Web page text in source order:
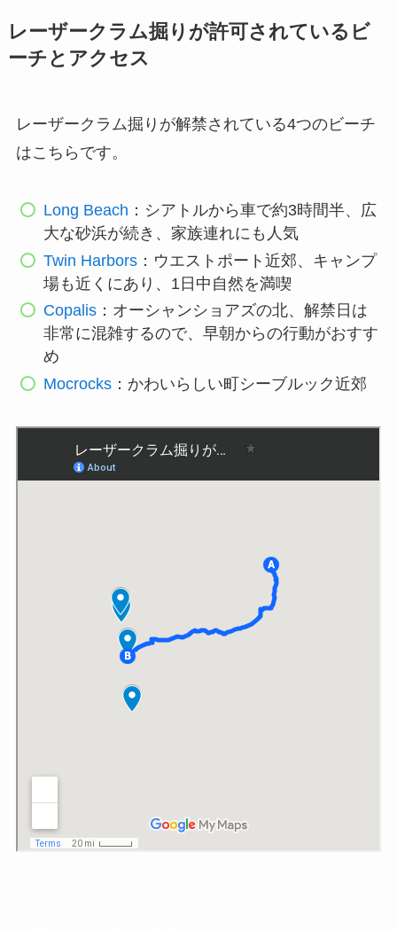
レーザークラム掘りが許可されているビ
ーチとアクセス
レーザークラム掘りが解禁されている4つのビーチ
はこちらです。
Long Beach ：シアトルから車で約3時間半、広
大な砂浜が続き、家族連れにも人気
Twin Harbors ：ウエストポート近郊、キャンプ
場も近くにあり、1日中自然を満喫
Copalis ：オーシャンショアズの北、解禁日は
非常に混雑するので、早朝からの行動がおすす
め
Mocrocks ：かわいらしい町シーブルック近郊